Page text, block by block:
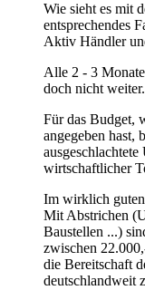
Wie sieht es mit
entsprechendes
Aktiv Händler
Alle 2 - 3
doch nicht weiter.
Für das Budget,
angegeben hast,
wirtschaftlicher
Im wirklich
Mit Abstrichen
Baustellen ...)
zwischen
die Bereitschaft
deutschlandweit